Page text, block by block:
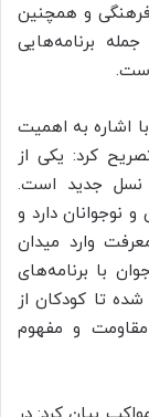
و همچنین
برنامه‌هایی
اشاره به اهمیت
کرد: یکی از
نسل جدید است.
نوجوانان دارد و
وارد میدان
با برنامه‌های
تا کودکان از
و مفهوم